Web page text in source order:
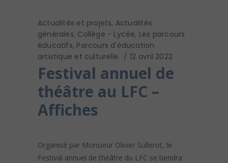
Actualités et projets, Actualités
générales, Collège - Lycée, Les parcours
éducatifs, Parcours d'éducation
artistique et culturelle
12 avril 2022
Festival annuel de
théâtre au LFC –
Affiches
Organisé par Monsieur Olivier Sullerot, le
Festival annuel de théâtre du LFC se tiendra